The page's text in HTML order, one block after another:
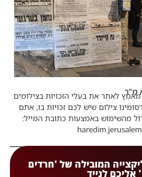
מאמץ לאתר את בעלי הזכויות בצילומים
צילום שיש לכם זכויות בו, אתם
מהשימוש באמצעות כתובת המייל:
המובילה של 'חרדים
אליכם לנייד